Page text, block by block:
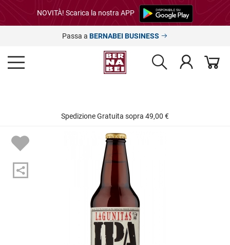
NOVITÀ! Scarica la nostra APP
Passa a BERNABEI BUSINESS
Spedizione Gratuita sopra 49,00 €